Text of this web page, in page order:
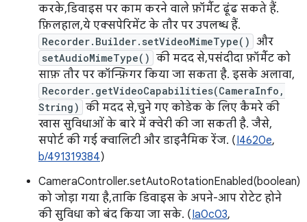
करके, डिवाइस पर काम करने वाले फ़ॉर्मैट ढूंढ सकते हैं.
फ़िलहाल, ये एक्सपेरिमेंट के तौर पर उपलब्ध हैं.
Recorder.Builder.setVideoMimeType() और
setAudioMimeType() की मदद से, पसंदीदा फ़ॉर्मैट को
साफ़ तौर पर कॉन्फ़िगर किया जा सकता है. इसके अलावा,
Recorder.getVideoCapabilities(CameraInfo,
String) की मदद से, चुने गए कोडेक के लिए कैमरे की
खास सुविधाओं के बारे में क्वेरी की जा सकती है. जैसे,
सपोर्ट की गई क्वालिटी और डाइनैमिक रेंज. (I4620e,
b/491319384)
CameraController.setAutoRotationEnabled(boolean)
को जोड़ा गया है, ताकि डिवाइस के अपने-आप रोटेट होने
की सुविधा को बंद किया जा सके. (Ia0c03,